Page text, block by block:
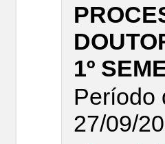
1º
Período
27/09/